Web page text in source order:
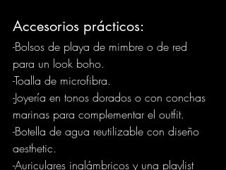
Accesorios prácticos:
-Bolsos de playa de mimbre o de red
para un look boho.
-Toalla de microfibra.
-Joyería en tonos dorados o con conchas
marinas para complementar el outfit.
-Botella de agua reutilizable con diseño
aesthetic.
-Auriculares inalámbricos y una playlist